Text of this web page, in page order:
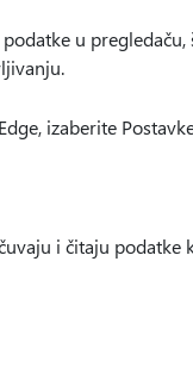
u
izaberite
i čitaju podatke